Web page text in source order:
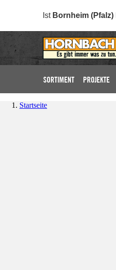
Ist Bornheim (Pfalz)
SORTIMENT PROJEKTE
Startseite